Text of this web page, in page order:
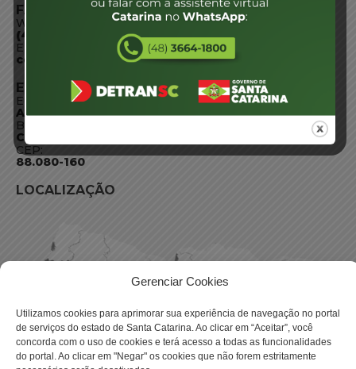
Gerenciar Cookies
Utilizamos cookies para aprimorar sua experiência de navegação no portal
de serviços do estado de Santa Catarina. Ao clicar em “Aceitar”, você
concorda com o uso de cookies e terá acesso a todas as funcionalidades
do portal. Ao clicar em "Negar" os cookies que não forem estritamente
FALE CONOSCO
WhatsApp:
(48) 3664-1800
E-mail:
centraldeinformacoes@detran.sc.gov.br
ENDEREÇO
Endereço:
Av. Almirante Tamandaré - 480
Bairro:
Coqueiros, Florianópolis SC
CEP:
88.080-160
LOCALIZAÇÃO